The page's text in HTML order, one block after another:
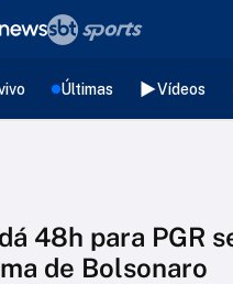
Últimas Vídeos
48h para PGR
de Bolsonaro
Editorias